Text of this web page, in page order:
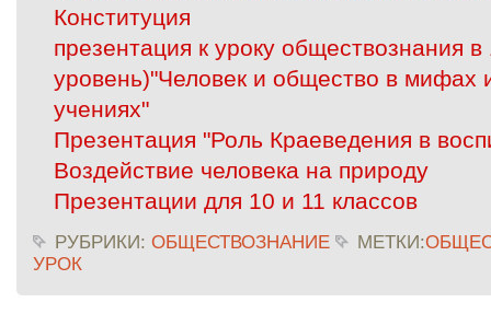
Конституция
презентация к уроку обществознания
уровень)"Человек и общество в мифах
учениях"
Презентация "Роль Краеведения в
Воздействие человека на природу
Презентации для 10 и 11 классов
РУБРИКИ: ОБЩЕСТВОЗНАНИЕ МЕТКИ:
УРОК